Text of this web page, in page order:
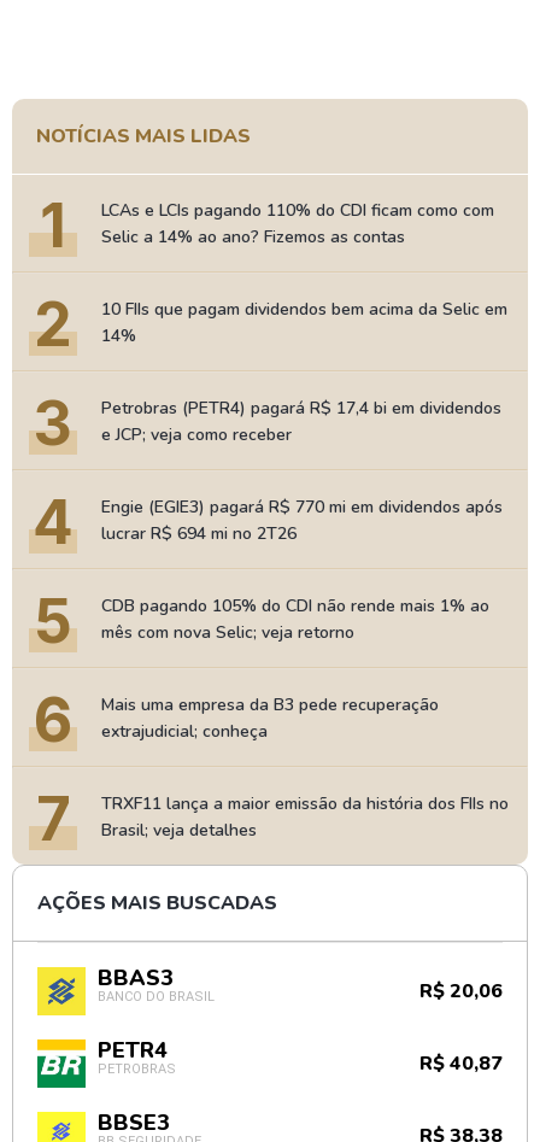
NOTÍCIAS MAIS LIDAS
1
LCAs e LCIs pagando 110% do CDI ficam como com
Selic a 14% ao ano? Fizemos as contas
2
10 FIIs que pagam dividendos bem acima da Selic em
14%
3
Petrobras (PETR4) pagará R$ 17,4 bi em dividendos
e JCP; veja como receber
4
Engie (EGIE3) pagará R$ 770 mi em dividendos após
lucrar R$ 694 mi no 2T26
5
CDB pagando 105% do CDI não rende mais 1% ao
mês com nova Selic; veja retorno
6
Mais uma empresa da B3 pede recuperação
extrajudicial; conheça
7
TRXF11 lança a maior emissão da história dos FIIs no
Brasil; veja detalhes
AÇÕES MAIS BUSCADAS
BBAS3
BANCO DO BRASIL R$ 20,06
PETR4
PETROBRAS R$ 40,87
BBSE3 R$ 38,38